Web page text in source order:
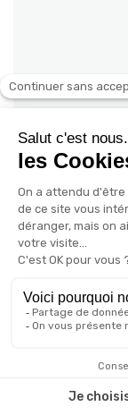
140 -
Vichy
Ville: